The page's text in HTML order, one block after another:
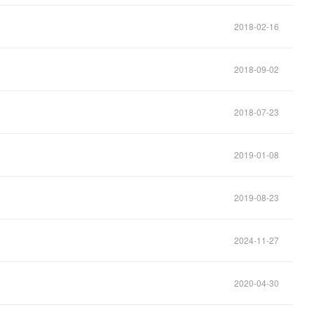
2018-02-16
2018-09-02
2018-07-23
2019-01-08
2019-08-23
2024-11-27
2020-04-30